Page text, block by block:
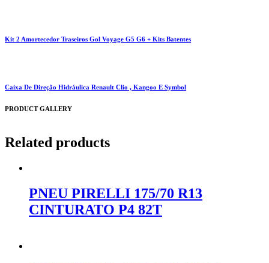
Kit 2 Amortecedor Traseiros Gol Voyage G5 G6 + Kits Batentes
Caixa De Direção Hidráulica Renault Clio , Kangoo E Symbol
PRODUCT GALLERY
Related products
PNEU PIRELLI 175/70 R13
CINTURATO P4 82T